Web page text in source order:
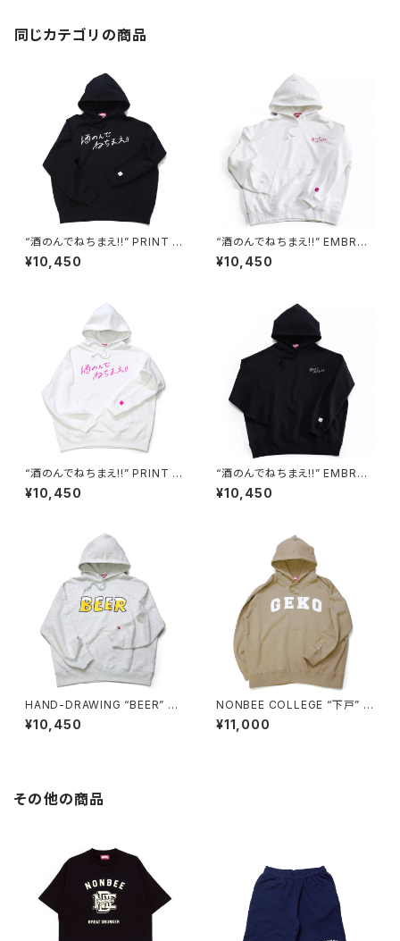
同じカテゴリの商品
“酒のんでねちまえ!!” PRINT H
OODIE black/white
¥10,450
“酒のんでねちまえ!!” EMBROI
DERED HOODIE white/pink
¥10,450
“酒のんでねちまえ!!” PRINT H
OODIE white/pink
¥10,450
“酒のんでねちまえ!!” EMBROI
DERED HOODIE black/whit
e
¥10,450
HAND-DRAWING “BEER” H
OODIE ash-grey
¥10,450
NONBEE COLLEGE “下戸” L
OGO HOODIE beige/white
¥11,000
その他の商品